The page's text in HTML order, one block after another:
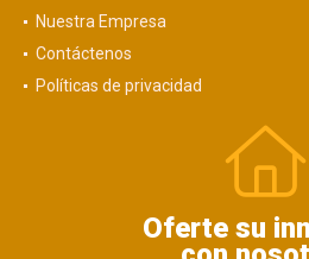
Nuestra Empresa
Contáctenos
Políticas de privacidad
Oferte su